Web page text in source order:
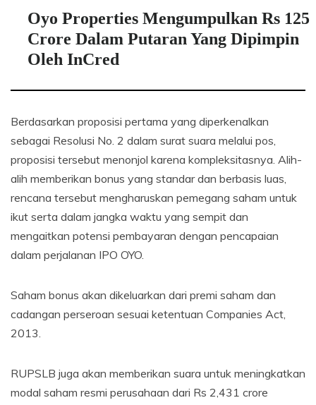
Oyo Properties Mengumpulkan Rs 125
Crore Dalam Putaran Yang Dipimpin
Oleh InCred
Berdasarkan proposisi pertama yang diperkenalkan
sebagai Resolusi No. 2 dalam surat suara melalui pos,
proposisi tersebut menonjol karena kompleksitasnya. Alih-
alih memberikan bonus yang standar dan berbasis luas,
rencana tersebut mengharuskan pemegang saham untuk
ikut serta dalam jangka waktu yang sempit dan
mengaitkan potensi pembayaran dengan pencapaian
dalam perjalanan IPO OYO.
Saham bonus akan dikeluarkan dari premi saham dan
cadangan perseroan sesuai ketentuan Companies Act,
2013.
RUPSLB juga akan memberikan suara untuk meningkatkan
modal saham resmi perusahaan dari Rs 2,431 crore